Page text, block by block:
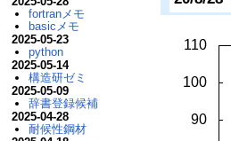
fortranメモ
basicメモ
2025-05-23
python
2025-05-14
構造研ゼミ
2025-05-09
辞書登録候補
2025-04-28
耐候性鋼材